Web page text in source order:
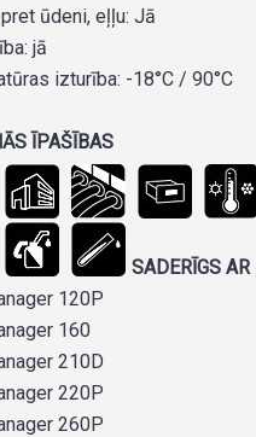
ūdeni, eļļu: Jā
jā
izturība: -18°C / 90°C
ĪPAŠĪBAS
SADERĪGS
120P
160
210D
220P
260P